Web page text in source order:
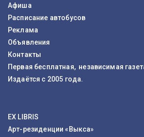
Афиша
Расписание автобусов
Реклама
Объявления
Контакты
Первая бесплатная, независимая
Издаётся с 2005 года.
EX LIBRIS
Арт-резиденции «Выкса»